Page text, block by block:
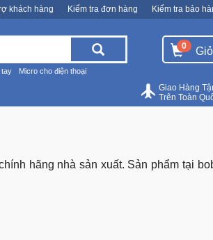
khách hàng Kiểm tra đơn hàng Kiểm tra bảo
tay Micro cho điện thoại
0
Giao Hàng
Trên Toàn
hãng nhà sản xuất. Sản phẩm tại